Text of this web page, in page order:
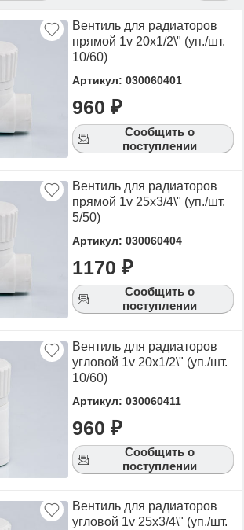
описанием товаров, отзывами
характеристиками, а
понравившиеся модели и выбрать
Вентиль для радиаторов,
заявку на сайте или
в режиме on-line.
Вентиль для радиаторов
прямой 1v 20х1/2\" (уп./шт.
10/60)
Артикул: 030060401
960 ₽
Сообщить о
поступлении
Вентиль для радиаторов
прямой 1v 25х3/4\" (уп./шт.
5/50)
Артикул: 030060404
1170 ₽
Сообщить о
поступлении
Вентиль для радиаторов
угловой 1v 20х1/2\" (уп./шт.
10/60)
Артикул: 030060411
960 ₽
Сообщить о
поступлении
Вентиль для радиаторов
угловой 1v 25х3/4\" (уп./шт.